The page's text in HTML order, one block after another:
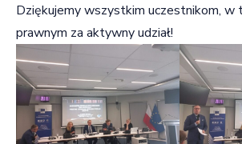
Dziękujemy wszystkim uczestnikom, w
prawnym za aktywny udział!